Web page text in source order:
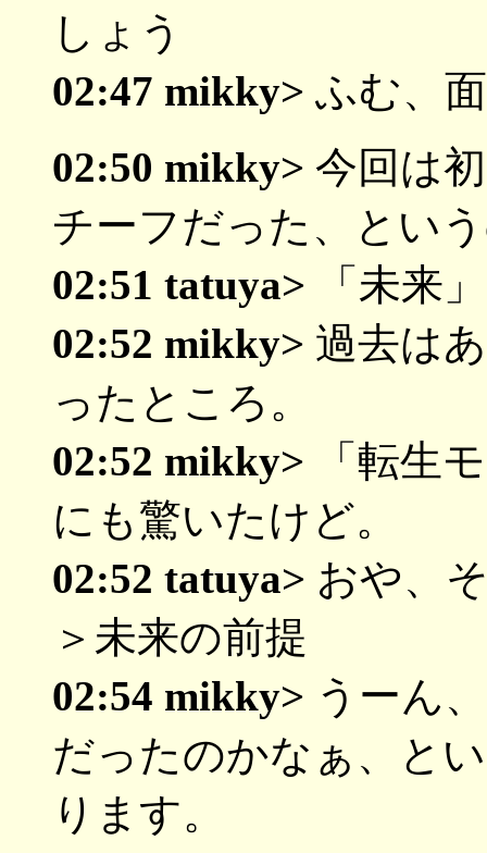
しょう
02:47 mikky> ふむ、
02:50 mikky> 今回は
チーフだった、とい
02:51 tatuya> 「未来
02:52 mikky> 過去は
ったところ。
02:52 mikky> 「転生
にも驚いたけど。
02:52 tatuya> おや、
＞未来の前提
02:54 mikky> うーん
だったのかなぁ、と
ります。